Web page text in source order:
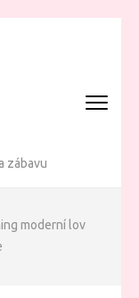
zábavu
moderní lov